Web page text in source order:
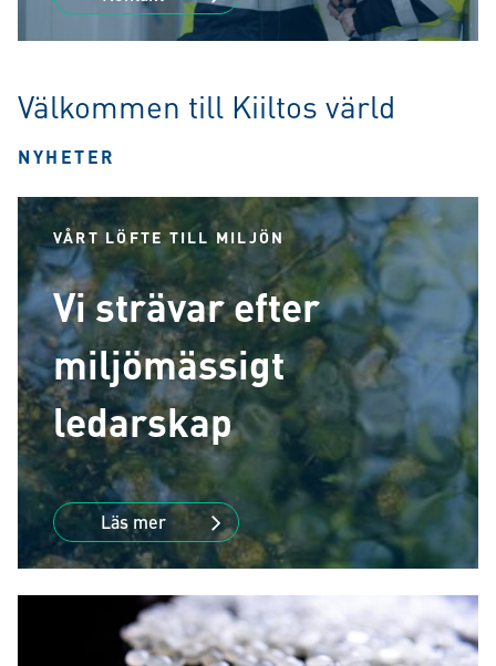
Välkommen till Kiiltos värld
NYHETER
VÅRT LÖFTE TILL MILJÖN
Vi strävar efter
miljömässigt
ledarskap
Läs mer